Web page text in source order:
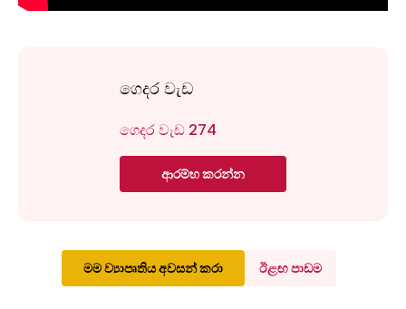
ගෙදර වැඩ
ගෙදර වැඩ 274
ආරම්භ කරන්න
මම ව්‍යාපෘතිය අවසන් කරා ඊළඟ පාඩම